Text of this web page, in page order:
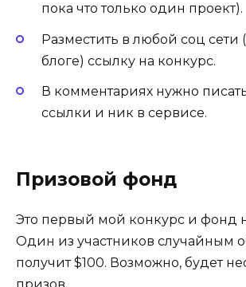
пока что только один проект).
Разместить в любой соц сети
блоге) ссылку на конкурс.
В комментариях нужно
ссылки и ник в сервисе.
Призовой фонд
Это первый мой конкурс и фонд
Один из участников случайным
получит $100. Возможно, будет